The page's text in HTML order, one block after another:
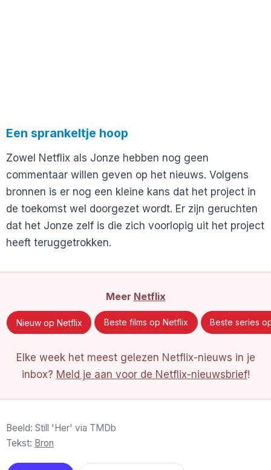
Een sprankeltje hoop
Zowel Netflix als Jonze hebben nog geen
commentaar willen geven op het nieuws. Volgens
bronnen is er nog een kleine kans dat het project in
de toekomst wel doorgezet wordt. Er zijn geruchten
dat het Jonze zelf is die zich voorlopig uit het project
heeft teruggetrokken.
Meer Netflix
Nieuw op Netflix Beste films op Netflix Beste series
Elke week het meest gelezen Netflix-nieuws in je
inbox? Meld je aan voor de Netflix-nieuwsbrief!
Beeld: Still 'Her' via TMDb
Tekst: Bron